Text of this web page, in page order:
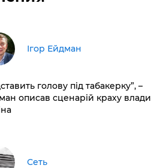
Ігор Ейдман
голову під табакерку”, –
описав сценарій краху влади
Сеть